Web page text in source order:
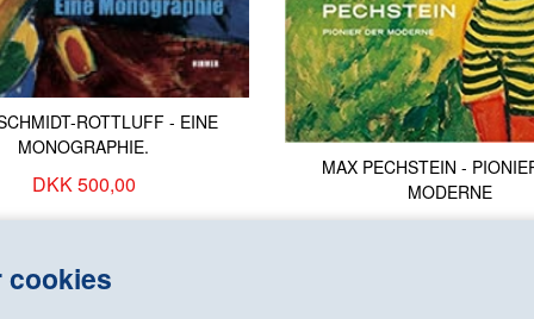
cookies
MARC Franz
MARDEN Brice
MARINI Marino
MARTENSEN Peter
MASSON André
ROTHKO
ROUSSEAU
RUBENS
RUBIN Frank
RUFF
RUSCHA Ed
RYGGEN
RYLANDER
ROTTLUFF - EINE
MONOGRAPHIE.
DKK 500,00
MAX PECHSTEIN -
MODERNE